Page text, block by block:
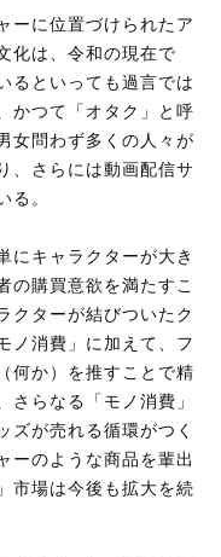
ーに位置づけられたア
化は、令和の現在で
るといっても過言では
かつて「オタク」と呼
女問わず多くの人々が
、さらには動画配信サ
る。
にキャラクターが大き
の購買意欲を満たすこ
クターが結びついたク
ノ消費」に加えて、フ
何か）を推すことで精
らなる「モノ消費」
ズが売れる循環がつく
ーのような商品を輩出
市場は今後も拡大を続